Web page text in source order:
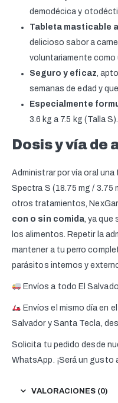
demodécica y
Tableta masticable
delicioso sabor a
voluntariamente como
Seguro y eficaz ,
semanas de edad y
Especialmente
3.6 kg a 7.5 kg (Talla S).
Dosis y vía
Administrar por vía oral
Spectra S (18.75 mg / 3.75
otros tratamientos,
con o sin comida , ya
los alimentos. Repetir la
mantener a tu perro
parásitos internos y
Envíos a todo El
Envíos el mismo día en
Salvador y Santa Tecla,
Solicita tu pedido desde
WhatsApp. ¡Será un gusto
VALORACIONES (0)